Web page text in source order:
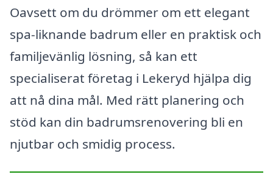
Oavsett om du drömmer om ett elegant
spa-liknande badrum eller en praktisk och
familjevänlig lösning, så kan ett
specialiserat företag i Lekeryd hjälpa dig
att nå dina mål. Med rätt planering och
stöd kan din badrumsrenovering bli en
njutbar och smidig process.